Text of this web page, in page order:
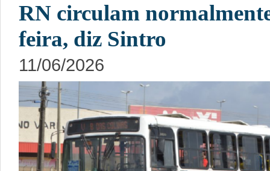
RN circulam
feira, diz Sintro
11/06/2026